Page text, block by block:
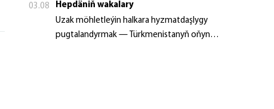
03.08
Hepdäniň wakalary
Uzak möhletleýin halkara hyzmatdaşlygy
pugtalandyrmak — Türkmenistanyň oňyn